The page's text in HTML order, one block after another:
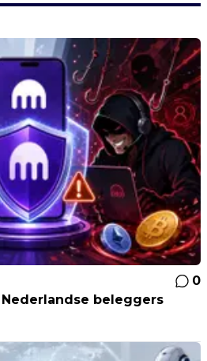
0
beleggers